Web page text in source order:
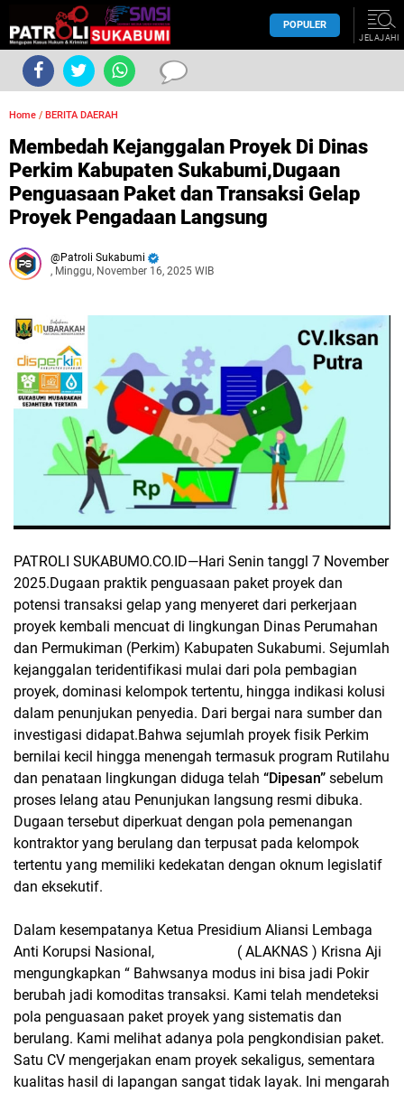
POPULER
JELAJAHI
Home / BERITA DAERAH
Membedah Kejanggalan Proyek Di Dinas
Perkim Kabupaten Sukabumi,Dugaan
Penguasaan Paket dan Transaksi Gelap
Proyek Pengadaan Langsung
Patroli Sukabumi
, Minggu, November 16, 2025 WIB
PATROLI SUKABUMO.CO.ID—Hari Senin tanggl 7 November
2025.Dugaan praktik penguasaan paket proyek dan
potensi transaksi gelap yang menyeret dari perkerjaan
proyek kembali mencuat di lingkungan Dinas Perumahan
dan Permukiman (Perkim) Kabupaten Sukabumi. Sejumlah
kejanggalan teridentifikasi mulai dari pola pembagian
proyek, dominasi kelompok tertentu, hingga indikasi kolusi
dalam penunjukan penyedia. Dari bergai nara sumber dan
investigasi didapat.Bahwa sejumlah proyek fisik Perkim
bernilai kecil hingga menengah termasuk program Rutilahu
dan penataan lingkungan diduga telah “Dipesan” sebelum
proses lelang atau Penunjukan langsung resmi dibuka.
Dugaan tersebut diperkuat dengan pola pemenangan
kontraktor yang berulang dan terpusat pada kelompok
tertentu yang memiliki kedekatan dengan oknum legislatif
dan eksekutif.
Dalam kesempatanya Ketua Presidium Aliansi Lembaga
Anti Korupsi Nasional,
( ALAKNAS ) Krisna Aji
mengungkapkan “ Bahwsanya modus ini bisa jadi Pokir
berubah jadi komoditas transaksi. Kami telah mendeteksi
pola penguasaan paket proyek yang sistematis dan
berulang. Kami melihat adanya pola pengkondisian paket.
Satu CV mengerjakan enam proyek sekaligus, sementara
kualitas hasil di lapangan sangat tidak layak. Ini mengarah